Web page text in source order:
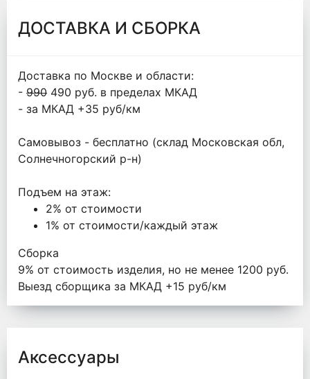
ДОСТАВКА И СБОРКА
Доставка по Москве и области:
- 990 490 руб. в пределах МКАД
- за МКАД +35 руб/км
Самовывоз - бесплатно (склад Московская обл,
Солнечногорский р-н)
Подъем на этаж:
2% от стоимости
1% от стоимости/каждый этаж
Сборка
9% от стоимость изделия, но не менее 1200 руб.
Выезд сборщика за МКАД +15 руб/км
Аксессуары